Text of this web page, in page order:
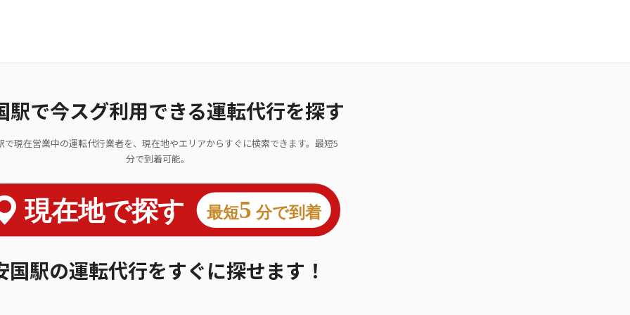
駅で今スグ利用できる運転代行を探す
で現在営業中の運転代行業者を、現在地やエリアからすぐに検索できます。最短5
分で到着可能。
国駅の運転代行をすぐに探せます！